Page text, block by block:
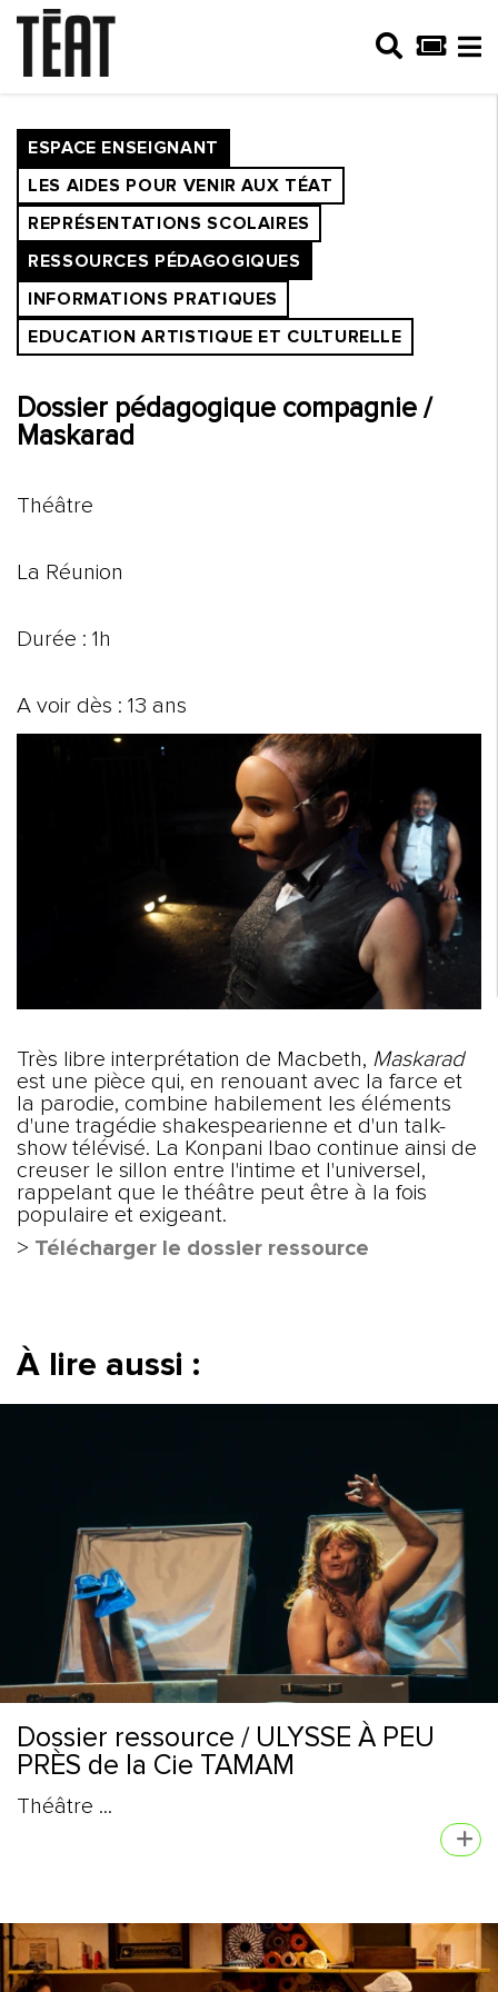
ESPACE ENSEIGNANT
LES AIDES POUR VENIR AUX TÉAT
REPRÉSENTATIONS SCOLAIRES
RESSOURCES PÉDAGOGIQUES
INFORMATIONS PRATIQUES
EDUCATION ARTISTIQUE ET CULTURELLE
Dossier pédagogique compagnie /
Maskarad
Théâtre
La Réunion
Durée : 1h
A voir dès : 13 ans
Très libre interprétation de Macbeth, Maskarad
est une pièce qui, en renouant avec la farce et
la parodie, combine habilement les éléments
d'une tragédie shakespearienne et d'un talk-
show télévisé. La Konpani Ibao continue ainsi de
creuser le sillon entre l'intime et l'universel,
rappelant que le théâtre peut être à la fois
populaire et exigeant.
> Télécharger le dossier ressource
À lire aussi :
Dossier ressource / ULYSSE À PEU
PRÈS de la Cie TAMAM
Théâtre ...